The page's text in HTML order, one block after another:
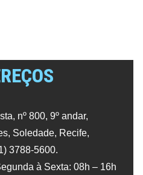
nº 800, 9º andar,
Soledade, Recife,
3788-5600.
à Sexta: 08h – 16h